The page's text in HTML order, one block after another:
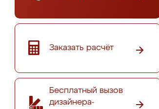
Заказать расчёт
Бесплатный вызов
дизайнера-